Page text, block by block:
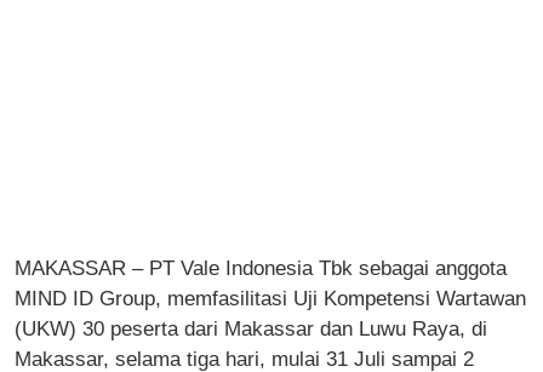
MAKASSAR – PT Vale Indonesia Tbk sebagai anggota
MIND ID Group, memfasilitasi Uji Kompetensi Wartawan
(UKW) 30 peserta dari Makassar dan Luwu Raya, di
Makassar, selama tiga hari, mulai 31 Juli sampai 2